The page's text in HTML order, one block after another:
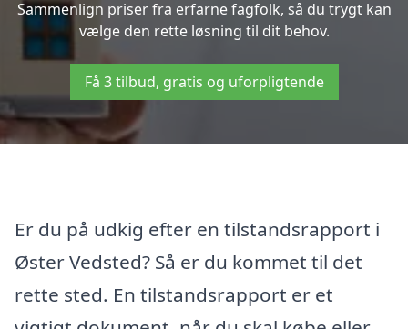
Sammenlign priser fra erfarne fagfolk, så du trygt kan
vælge den rette løsning til dit behov.
Få 3 tilbud, gratis og uforpligtende
Er du på udkig efter en tilstandsrapport i
Øster Vedsted? Så er du kommet til det
rette sted. En tilstandsrapport er et